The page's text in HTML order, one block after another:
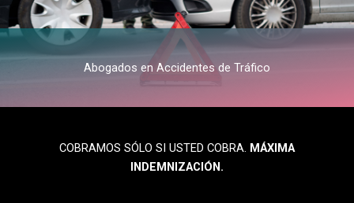
Abogados en Accidentes de Tráfico
COBRAMOS SÓLO SI USTED COBRA. MÁXIMA
INDEMNIZACIÓN.